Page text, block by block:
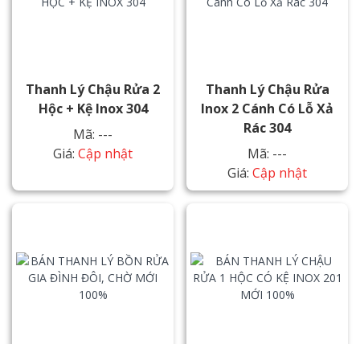
Thanh Lý Chậu Rửa 2
Hộc + Kệ Inox 304
Mã: ---
Giá: Cập nhật
Thanh Lý Chậu Rửa
Inox 2 Cánh Có Lỗ Xả
Rác 304
Mã: ---
Giá: Cập nhật